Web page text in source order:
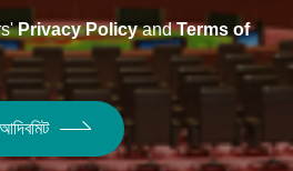
Privacy PolicyandTerms of
আদিবমিট